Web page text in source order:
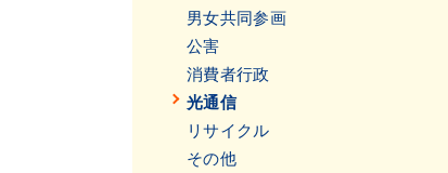
男女共同参画
公害
消費者行政
光通信
リサイクル
その他